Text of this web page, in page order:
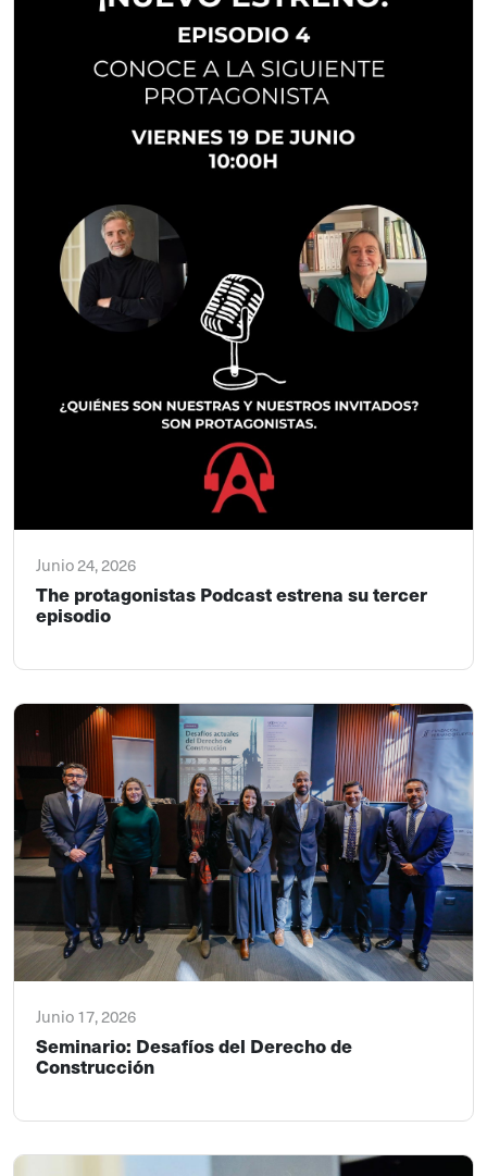
Junio 24, 2026
The protagonistas Podcast estrena su tercer
episodio
Junio 17, 2026
Seminario: Desafíos del Derecho de
Construcción